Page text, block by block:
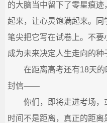
的大脑当中留下了零星痕
起来，让心灵饱满起来。
笔尖把它写在试卷上。不
成为未来决定人生走向的种
在距离高考还有18天的
封信——
你们，即将走进考场，
时间不是距离，真正的距